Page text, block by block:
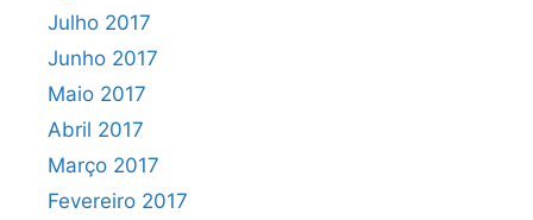
Julho 2017
Junho 2017
Maio 2017
Abril 2017
Março 2017
Fevereiro 2017